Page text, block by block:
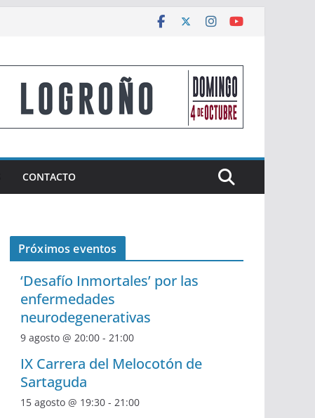
CONTACTO
Próximos eventos
‘Desafío Inmortales’ por las
enfermedades
neurodegenerativas
9 agosto @ 20:00 - 21:00
IX Carrera del Melocotón de
Sartaguda
15 agosto @ 19:30 - 21:00